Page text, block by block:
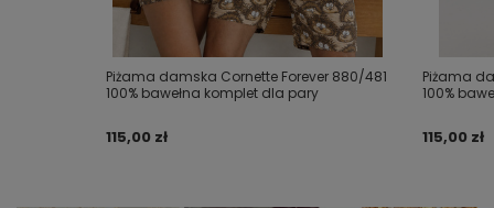
Piżama damska Cornette Forever 880/481
100% bawełna komplet dla pary
115,00 zł
Piżama
100%
115,00 zł